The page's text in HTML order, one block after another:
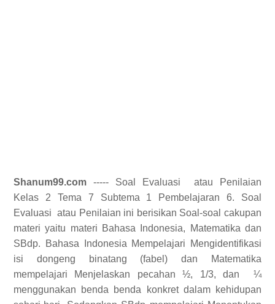
Shanum99.com ----- Soal Evaluasi
atau Penilaian
Kelas 2 Tema 7 Subtema 1 Pembelajaran 6. Soal
Evaluasi atau Penilaian ini berisikan Soal-soal cakupan
materi yaitu materi Bahasa Indonesia, Matematika dan
SBdp. Bahasa Indonesia Mempelajari Mengidentifikasi
isi dongeng binatang (fabel) dan Matematika
mempelajari Menjelaskan pecahan ½, 1/3,dan
¼
menggunakan benda benda konkret dalam kehidupan